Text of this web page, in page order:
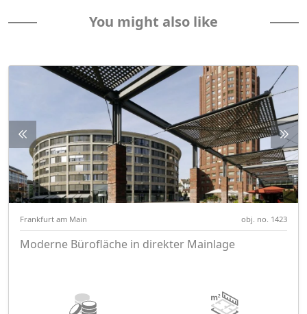
You might also like
Frankfurt am Main obj. no. 1423
Moderne Bürofläche in direkter Mainlage